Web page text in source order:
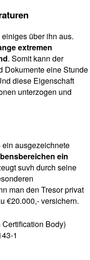
über ihn aus.
extremen
. Somit kann der
Dokumente eine Stunde
diese Eigenschaft
unterzogen und
ausgezeichnete
ein
suvh durch seine
man den Tresor privat
€20.000,- versichern.